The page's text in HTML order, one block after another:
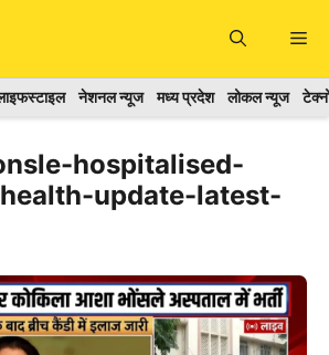
नेशनल न्यूज मध्य प्रदेश लोकल न्यूज
hospitalised-
update-latest-